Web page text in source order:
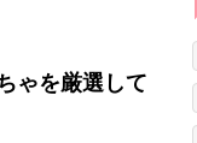
ゃを厳選して